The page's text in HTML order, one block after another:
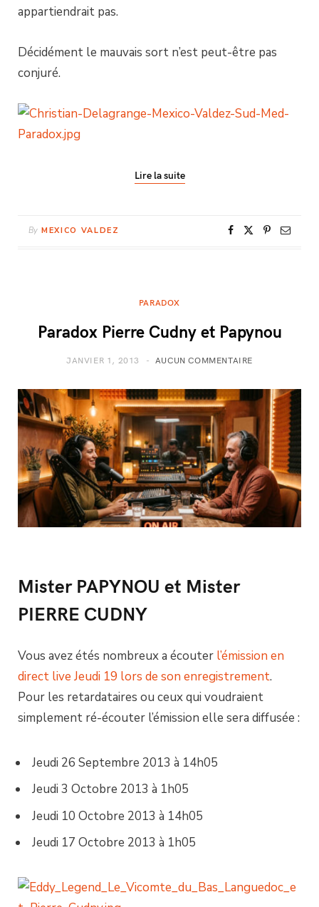
appartiendrait pas.
Décidément le mauvais sort n’est peut-être pas
conjuré.
Lire la suite
By MEXICO VALDEZ
PARADOX
Paradox Pierre Cudny et Papynou
JANVIER 1, 2013 AUCUN COMMENTAIRE
Mister PAPYNOU et Mister
PIERRE CUDNY
Vous avez étés nombreux a écouter l’émission en
direct live Jeudi 19 lors de son enregistrement.
Pour les retardataires ou ceux qui voudraient
simplement ré-écouter l’émission elle sera diffusée :
Jeudi 26 Septembre 2013 à 14h05
Jeudi 3 Octobre 2013 à 1h05
Jeudi 10 Octobre 2013 à 14h05
Jeudi 17 Octobre 2013 à 1h05